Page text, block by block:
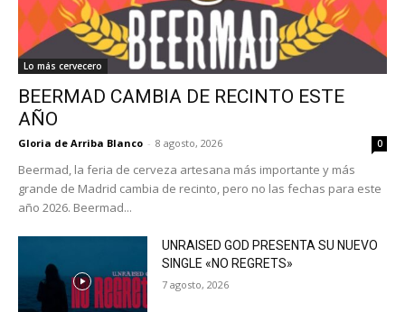
Lo más cervecero
BEERMAD CAMBIA DE RECINTO ESTE
AÑO
Gloria de Arriba Blanco - 8 agosto, 2026 0
Beermad, la feria de cerveza artesana más importante y más
grande de Madrid cambia de recinto, pero no las fechas para este
año 2026. Beermad...
UNRAISED GOD PRESENTA SU NUEVO
SINGLE «NO REGRETS»
7 agosto, 2026